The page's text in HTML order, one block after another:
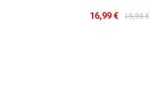
19,99 €
16,99 €